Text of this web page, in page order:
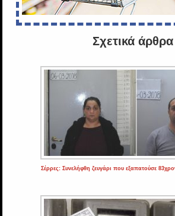
Σχετικά άρθρα
Σέρρες: Συνελήφθη ζευγάρι που εξαπατούσε